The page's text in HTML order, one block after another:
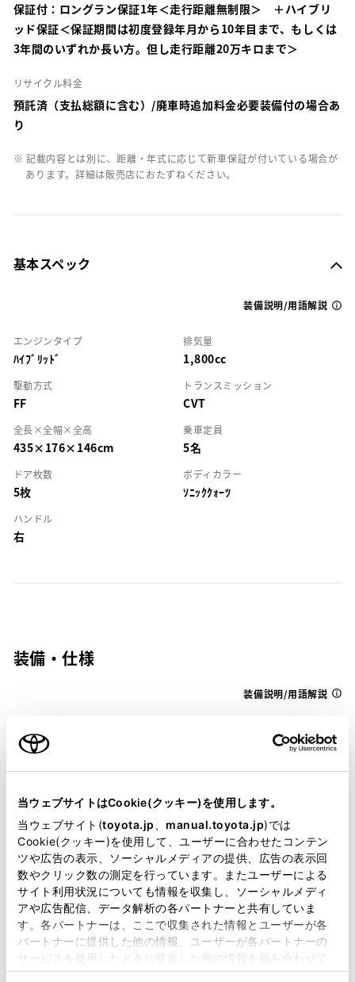
当ウェブサイトはCookie(クッキー)を使用します。
当ウェブサイト(toyota.jp manual.toyota.jp)では
Cookie(クッキー)を使用して、ユーザーに合わせたコンテン
ツや広告の表示、ソーシャルメディアの提供、広告の表示回
数やクリック数の測定を行っています。またユーザーによる
サイト利用状況についても情報を収集し、ソーシャルメディ
アや広告配信、データ解析の各パートナーと共有していま
す。各パートナーは、ここで収集された情報とユーザーが各
パートナーに提供した他の情報、ユーザーが各パートナーの
サービスを使用したときに収集した他の情報を組み合わせて
使用することがあります。当ウェブサイトの使用を続行する
保証付：ロングラン保証1年＜走行距離無制限＞ ＋ハイブリ
ッド保証＜保証期間は初度登録年月から10年目まで、もしくは
3年間のいずれか長い方。但し走行距離20万キロまで＞
リサイクル料金
預託済（支払総額に含む）/廃車時追加料金必要装備付の場合あ
り
※ 記載内容とは別に、距離・年式に応じて新車保証が付いている場合が
あります。詳細は販売店におたずねください。
基本スペック
装備説明/用語解説
エンジンタイプ
ﾊｲﾌﾞﾘｯﾄﾞ
排気量
1,800cc
駆動方式
FF
トランスミッション
CVT
全長×全幅×全高
435×176×146cm
乗車定員
5名
ドア枚数
5枚
ボディカラー
ｿﾆｯｸｸｫｰﾂ
ハンドル
右
装備・仕様
装備説明/用語解説
基本装備
パワステ
パワーウィンドウ
ABS